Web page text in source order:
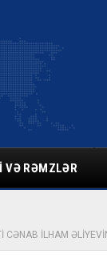
VƏ RƏMZLƏR
CƏNAB İLHAM